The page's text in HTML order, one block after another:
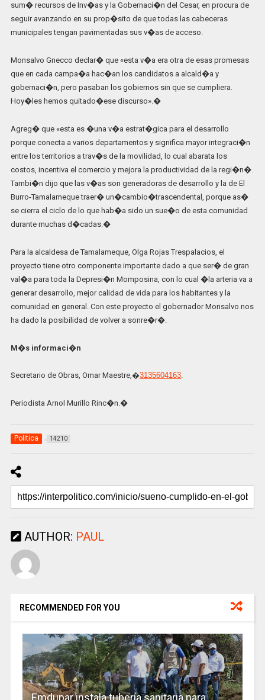
sum� recursos de Inv�as y la Gobernaci�n del Cesar, en procura de
seguir avanzando en su prop�sito de que todas las cabeceras
municipales tengan pavimentadas sus v�as de acceso.
Monsalvo Gnecco declar� que «esta v�a era otra de esas promesas
que en cada campa�a hac�an los candidatos a alcald�a y
gobernaci�n, pero pasaban los gobiernos sin que se cumpliera.
Hoy�les hemos quitado�ese discurso».�
Agreg� que «esta es �una v�a estrat�gica para el desarrollo
porque conecta a varios departamentos y significa mayor integraci�n
entre los territorios a trav�s de la movilidad, lo cual abarata los
costos, incentiva el comercio y mejora la productividad de la regi�n�.
Tambi�n dijo que las v�as son generadoras de desarrollo y la de El
Burro-Tamalameque traer� un�cambio�trascendental, porque as�
se cierra el ciclo de lo que hab�a sido un sue�o de esta comunidad
durante muchas d�cadas.�
Para la alcaldesa de Tamalameque, Olga Rojas Trespalacios, el
proyecto tiene otro componente importante dado a que ser� de gran
val�a para toda la Depresi�n Momposina, con lo cual �la arteria va a
generar desarrollo, mejor calidad de vida para los habitantes y la
comunidad en general. Con este proyecto el gobernador Monsalvo nos
ha dado la posibilidad de volver a sonre�r�.
M�s informaci�n
Secretario de Obras, Omar Maestre,�3135604163.
Periodista Arnol Murillo Rinc�n.�
Politica 14210
AUTHOR: PAUL
RECOMMENDED FOR YOU
Emdupar instala tubería sanitaria para